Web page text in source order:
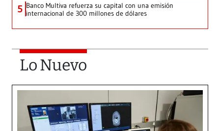
5 Banco Multiva refuerza su capital con una emisión
internacional de 300 millones de dólares
Lo Nuevo